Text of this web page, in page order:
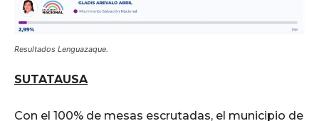
Resultados Lenguazaque.
SUTATAUSA
Con el 100% de mesas escrutadas, el municipio de